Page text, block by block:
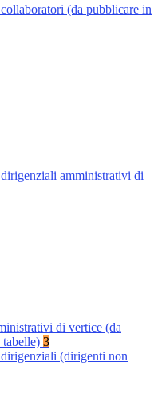
(da pubblicare in
amministrativi di
di vertice (da
3
(dirigenti non